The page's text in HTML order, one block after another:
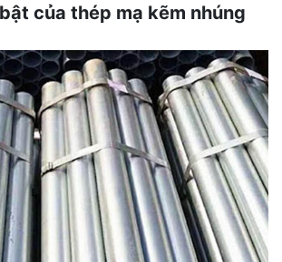
của thép mạ kẽm nhúng